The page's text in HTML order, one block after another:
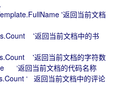
'返回当前文档
'返回当前文档中的书
'返回当前文档的字符数
‘返回当前文档的代码名称
‘ 返回当前文档中的评论